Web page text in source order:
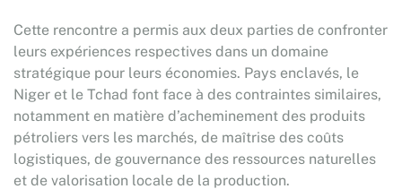
Cette rencontre a permis aux deux parties de confronter
leurs expériences respectives dans un domaine
stratégique pour leurs économies. Pays enclavés, le
Niger et le Tchad font face à des contraintes similaires,
notamment en matière d’acheminement des produits
pétroliers vers les marchés, de maîtrise des coûts
logistiques, de gouvernance des ressources naturelles
et de valorisation locale de la production.